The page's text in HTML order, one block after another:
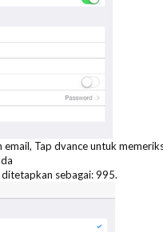
Tap dvance untuk
sebagai: 995.